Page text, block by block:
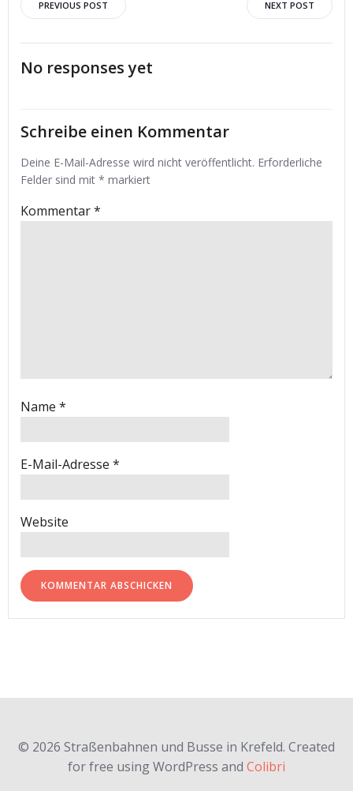
Post
navigation
PREVIOUS POST
navigation
NEXT POST
No responses yet
Schreibe einen Kommentar
Deine E-Mail-Adresse wird nicht veröffentlicht. Erforderliche
Felder sind mit * markiert
Kommentar*
Name *
E-Mail-Adresse *
Website
© 2026 Straßenbahnen und Busse in Krefeld. Created
for free using WordPress and Colibri